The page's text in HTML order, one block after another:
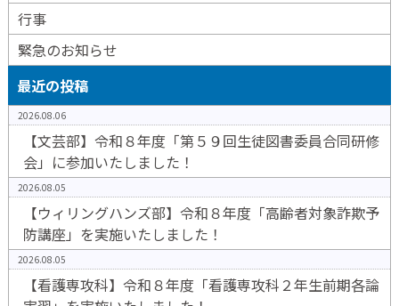
行事
緊急のお知らせ
最近の投稿
2026.08.06
【文芸部】令和８年度「第５９回生徒図書委員合同研修
会」に参加いたしました！
2026.08.05
【ウィリングハンズ部】令和８年度「高齢者対象詐欺予
防講座」を実施いたしました！
2026.08.05
【看護専攻科】令和８年度「看護専攻科２年生前期各論